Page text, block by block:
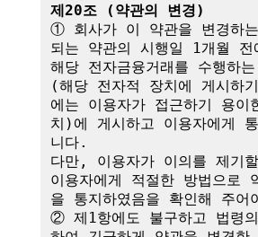
제20조 (약관의 변경)
① 회사가 이 약관을 변경하
되는 약관의 시행일 1개월
해당 전자금융거래를 수행하
(해당 전자적 장치에 게시하
에는 이용자가 접근하기 용이
치)에 게시하고 이용자에게
니다.
다만, 이용자가 이의를 제기
이용자에게 적절한 방법으로
을 통지하였음을 확인해 주어
② 제1항에도 불구하고 법령